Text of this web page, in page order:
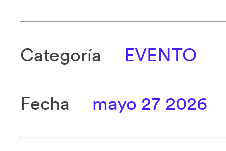
Categoría EVENTO
Fecha mayo 27 2026